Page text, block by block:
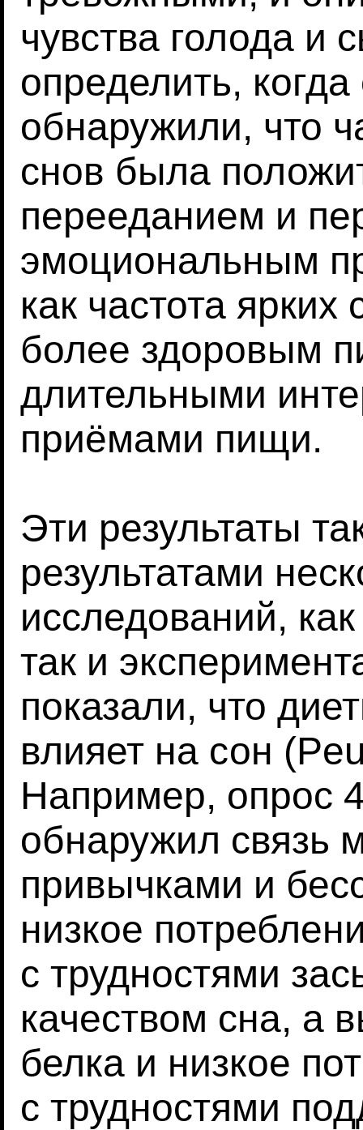
чувства голода и
определить,
обнаружили, что
снов была
перееданием и
эмоциональным
как частота
более здоровым
длительными
приёмами пищи.
Эти результаты
результатами
исследований,
так и
показали, что
влияет на сон
Например, опрос
обнаружил связь
привычками и
низкое
с трудностями
качеством сна, а
белка и низкое
с трудностями